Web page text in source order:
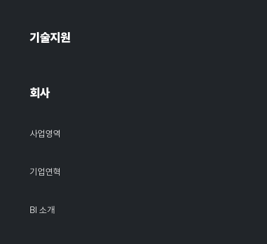
기술지원
회사
사업영역
기업연혁
BI 소개